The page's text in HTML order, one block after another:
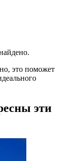
это поможет
эти